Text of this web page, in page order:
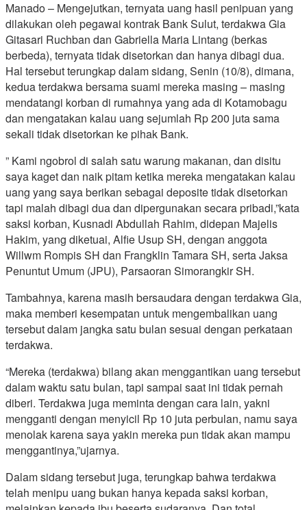
Manado – Mengejutkan, ternyata uang hasil penipuan yang
dilakukan oleh pegawai kontrak Bank Sulut, terdakwa Gia
Gitasari Ruchban dan Gabriella Maria Lintang (berkas
berbeda), ternyata tidak disetorkan dan hanya dibagi dua.
Hal tersebut terungkap dalam sidang, Senin (10/8), dimana,
kedua terdakwa bersama suami mereka masing – masing
mendatangi korban di rumahnya yang ada di Kotamobagu
dan mengatakan kalau uang sejumlah Rp 200 juta sama
sekali tidak disetorkan ke pihak Bank.
” Kami ngobrol di salah satu warung makanan, dan disitu
saya kaget dan naik pitam ketika mereka mengatakan kalau
uang yang saya berikan sebagai deposite tidak disetorkan
tapi malah dibagi dua dan dipergunakan secara pribadi,”kata
saksi korban, Kusnadi Abdullah Rahim, didepan Majelis
Hakim, yang diketuai, Alfie Usup SH, dengan anggota
Willwm Rompis SH dan Frangklin Tamara SH, serta Jaksa
Penuntut Umum (JPU), Parsaoran Simorangkir SH.
Tambahnya, karena masih bersaudara dengan terdakwa Gia,
maka memberi kesempatan untuk mengembalikan uang
tersebut dalam jangka satu bulan sesuai dengan perkataan
terdakwa.
“Mereka (terdakwa) bilang akan menggantikan uang tersebut
dalam waktu satu bulan, tapi sampai saat ini tidak pernah
diberi. Terdakwa juga meminta dengan cara lain, yakni
mengganti dengan menyicil Rp 10 juta perbulan, namu saya
menolak karena saya yakin mereka pun tidak akan mampu
menggantinya,”ujarnya.
Dalam sidang tersebut juga, terungkap bahwa terdakwa
telah menipu uang bukan hanya kepada saksi korban,